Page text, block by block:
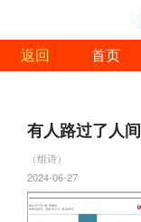
返回 首页
有人路过了人间
（组诗）
2024-06-27